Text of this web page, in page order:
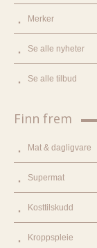
Merker
Se alle nyheter
Se alle tilbud
Finn frem
Mat & dagligvare
Supermat
Kosttilskudd
Kroppspleie